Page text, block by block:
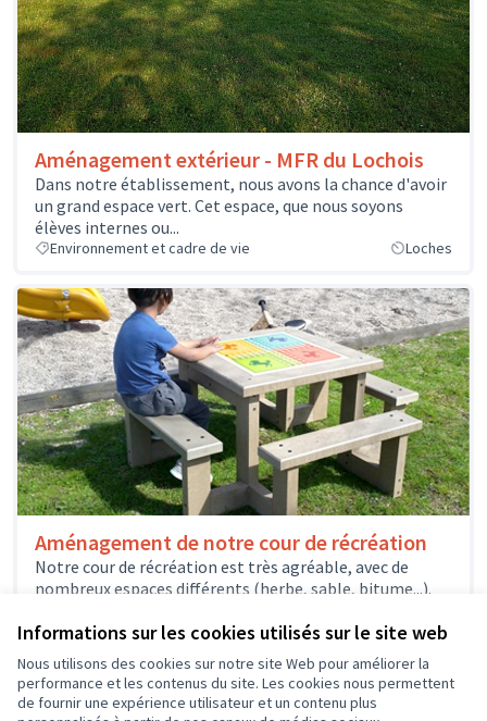
Informations sur les cookies utilisés sur le site web
Nous utilisons des cookies sur notre site Web pour améliorer la
performance et les contenus du site. Les cookies nous permettent
de fournir une expérience utilisateur et un contenu plus
Aménagement extérieur - MFR du Lochois
Dans notre établissement, nous avons la chance d'avoir
un grand espace vert. Cet espace, que nous soyons
élèves internes ou...
Environnement et cadre de vie Loches
Aménagement de notre cour de récréation
Notre cour de récréation est très agréable, avec de
nombreux espaces différents (herbe, sable, bitume...).
Environnement et cadre de vie